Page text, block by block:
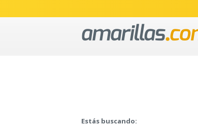
Estás buscando: